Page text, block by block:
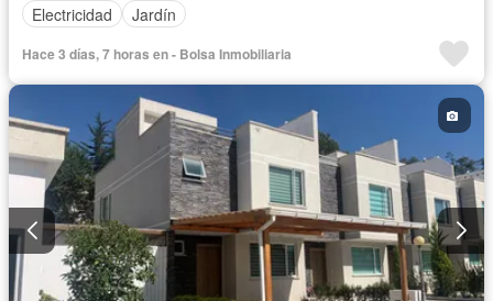
Electricidad
Jardín
Hace 3 días, 7 horas en - Bolsa Inmobiliaria